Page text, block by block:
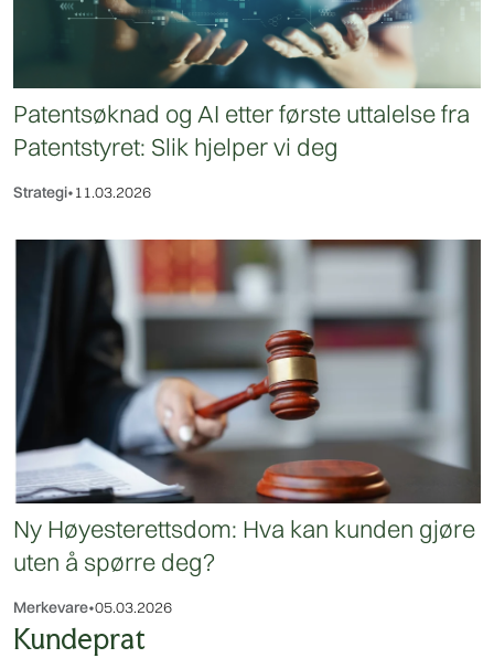
Patentsøknad og AI etter første uttalelse fra
Patentstyret: Slik hjelper vi deg
Strategi•11.03.2026
Ny Høyesterettsdom: Hva kan kunden gjøre
uten å spørre deg?
Merkevare•05.03.2026
Kundeprat